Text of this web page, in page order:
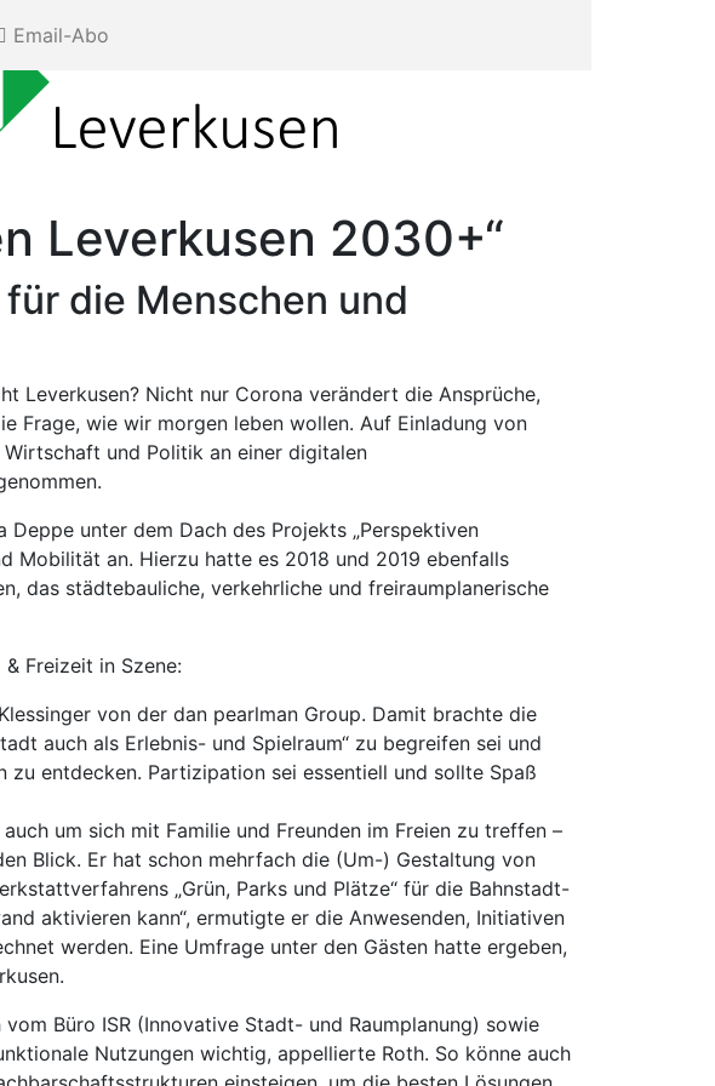
Email-Abo
Leverkusen 2030+“
die Menschen und
Leverkusen? Nicht nur Corona verändert die Ansprüche,
Frage, wie wir morgen leben wollen. Auf Einladung von
Wirtschaft und Politik an einer digitalen
unter dem Dach des Projekts „Perspektiven
Mobilität an. Hierzu hatte es 2018 und 2019 ebenfalls
das städtebauliche, verkehrliche und freiraumplanerische
Freizeit in Szene:
von der dan pearlman Group. Damit brachte die
auch als Erlebnis- und Spielraum“ zu begreifen sei und
entdecken. Partizipation sei essentiell und sollte Spaß
um sich mit Familie und Freunden im Freien zu treffen –
Blick. Er hat schon mehrfach die (Um-) Gestaltung von
„Grün, Parks und Plätze“ für die Bahnstadt-
aktivieren kann“, ermutigte er die Anwesenden, Initiativen
werden. Eine Umfrage unter den Gästen hatte ergeben,
Büro ISR (Innovative Stadt- und Raumplanung) sowie
Nutzungen wichtig, appellierte Roth. So könne auch